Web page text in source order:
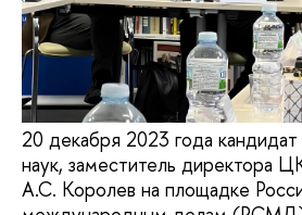
20 декабря 2023 года
наук, заместитель
А.С. Королев на площадке